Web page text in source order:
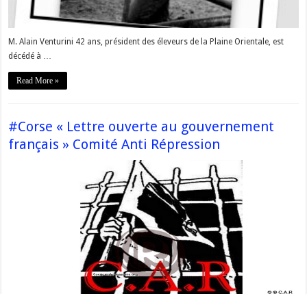
M. Alain Venturini 42 ans, président des éleveurs de la Plaine Orientale, est
décédé à …
Read More »
#Corse « Lettre ouverte au gouvernement
français » Comité Anti Répression